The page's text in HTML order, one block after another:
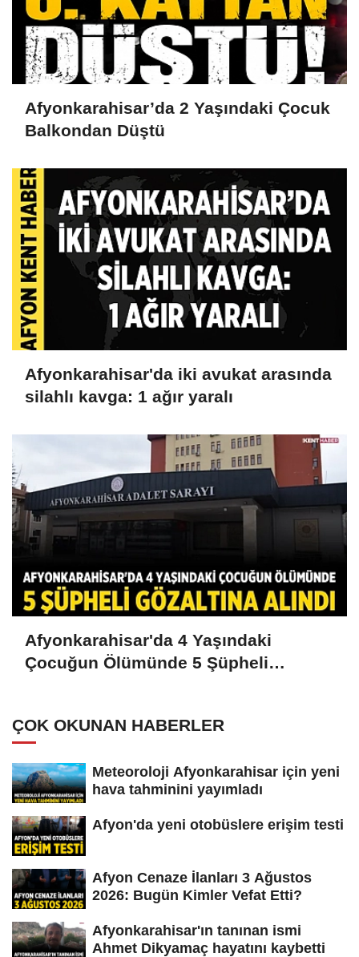
Afyonkarahisar’da 2 Yaşındaki Çocuk
Balkondan Düştü
Afyonkarahisar'da iki avukat arasında
silahlı kavga: 1 ağır yaralı
Afyonkarahisar'da 4 Yaşındaki
Çocuğun Ölümünde 5 Şüpheli
ÇOK OKUNAN HABERLER
Meteoroloji Afyonkarahisar için yeni
hava tahminini yayımladı
Afyon'da yeni otobüslere erişim testi
Afyon Cenaze İlanları 3 Ağustos
2026: Bugün Kimler Vefat Etti?
Afyonkarahisar'ın tanınan ismi
Ahmet Dikyamaç hayatını kaybetti